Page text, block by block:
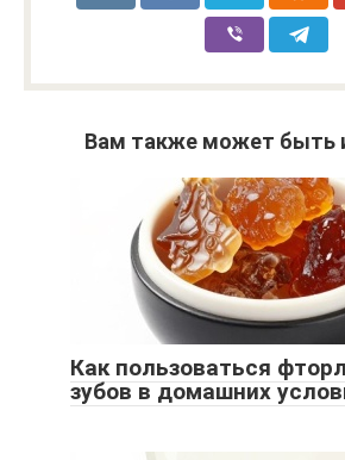
Вам также может быть
Как пользоваться
зубов в домашних